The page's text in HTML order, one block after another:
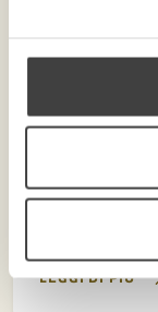
Dal lessico
lezioni
Appuntamento
LEGGI DI PIÙ